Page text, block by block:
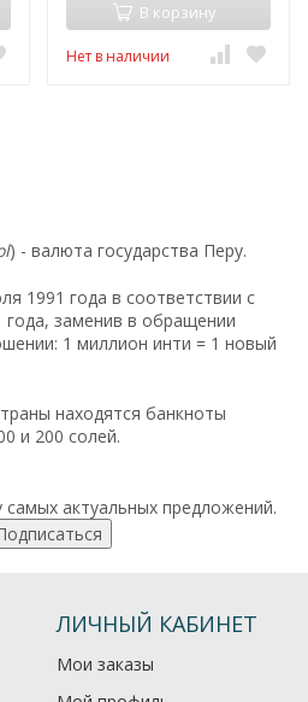
В корзину
Нет в наличии
) - валюта государства Перу.
1991 года в соответствии с
заменив в обращении
1 миллион инти = 1 новый
находятся банкноты
и 200 солей.
актуальных предложений.
ЛИЧНЫЙ КАБИНЕТ
Мои заказы